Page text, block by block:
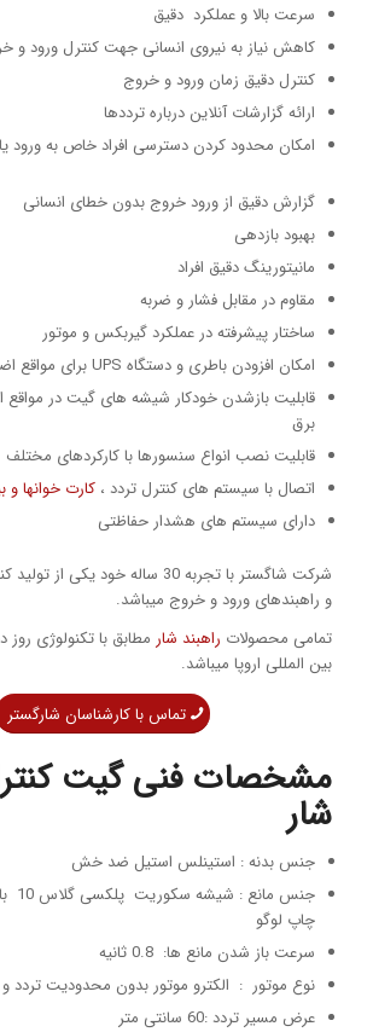
سرعت بالا و عملکرد دقیق
کاهش نیاز به نیروی انسانی جهت کنترل ورود و
کنترل دقیق زمان ورود و خروج
ارائه گزارشات آنلاین درباره ترددها
امکان محدود کردن دسترسی افراد خاص به ورود
گزارش دقیق از ورود خروج بدون خطای انسانی
بهبود بازدهی
مانیتورینگ دقیق افراد
مقاوم در مقابل فشار و ضربه
ساختار پیشرفته در عملکرد گیربکس و موتور
امکان افزودن باطری و دستگاه UPS برای مواقع اضطراری
قابلیت بازشدن خودکار شیشه های گیت در
برق
قابلیت نصب انواع سنسورها با کارکردهای مختلف
اتصال با سیستم های کنترل تردد ، کارت خوانها و
دارای سیستم های هشدار حفاظتی
شرکت شاگستر با تجربه 30 ساله خود
و راهبندهای ورود و خروج میباشد.
تمامی محصولات راهبند شار مطابق با تکنولوژی روز
بین المللی اروپا میباشد.
تماس با کارشناسان شارگستر
مشخصات فنی گیت
شار
جنس بدنه : استینلس استیل ضد خش
چاپ لوگو
سرعت باز شدن مانع ها: 0.8 ثانیه
نوع موتور : الکترو موتور بدون محدودیت تردد
عرض مسیر تردد :60 سانتی متر